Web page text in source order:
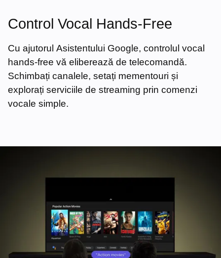
Control Vocal Hands-Free
Cu ajutorul Asistentului Google, controlul vocal
hands-free vă eliberează de telecomandă.
Schimbați canalele, setați mementouri și
explorați serviciile de streaming prin comenzi
vocale simple.